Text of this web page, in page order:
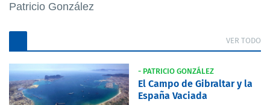
Patricio González
VER TODO
- PATRICIO GONZÁLEZ
El Campo de Gibraltar y la
España Vaciada